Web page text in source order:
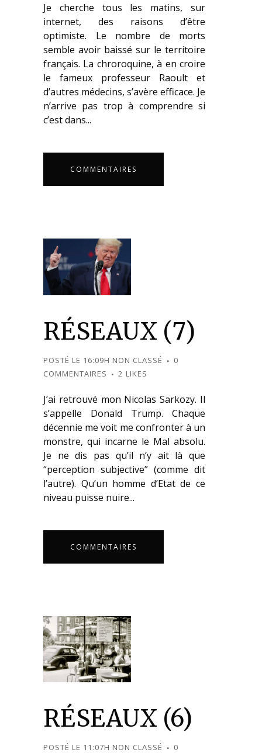
Je cherche tous les matins, sur
internet, des raisons d’être
optimiste. Le nombre de morts
semble avoir baissé sur le territoire
français. La chroroquine, à en croire
le fameux professeur Raoult et
d’autres médecins, s’avère efficace. Je
n’arrive pas trop à comprendre si
c’est dans...
COMMENTAIRES
RÉSEAUX (7)
POSTÉ LE 16:09H NON CLASSÉ
0
COMMENTAIRES
2 LIKES
J’ai retrouvé mon Nicolas Sarkozy. Il
s’appelle Donald Trump. Chaque
décennie me voit me confronter à un
monstre, qui incarne le Mal absolu.
Je ne dis pas qu’il n’y ait là que
“perception subjective” (comme dit
l’autre). Qu’un homme d’Etat de ce
niveau puisse nuire...
COMMENTAIRES
RÉSEAUX (6)
POSTÉ LE 11:07H NON CLASSÉ
0